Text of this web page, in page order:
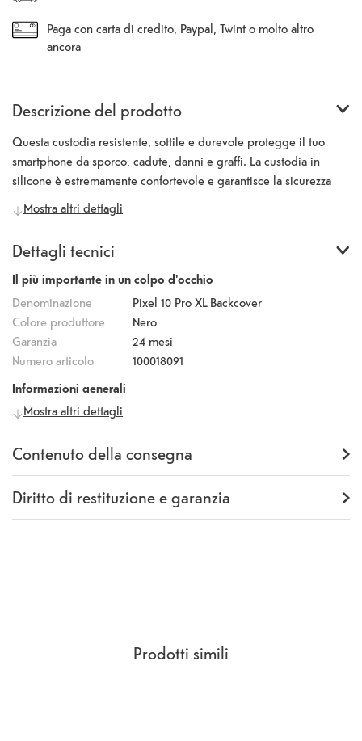
Paga con carta di credito, Paypal, Twint o molto altro
ancora
Descrizione del prodotto
Questa custodia resistente, sottile e durevole protegge il tuo
smartphone da sporco, cadute, danni e graffi. La custodia in
silicone è estremamente confortevole e garantisce la sicurezza
del tuo smartphone e un elevato comfort di utilizzo. Il silicone di
alta qualità con cui è realizzata la custodia assicura una lunga
le impronte digitali. La fotocamera e tutti i pulsanti e le porte
possono comunque essere utilizzati.
Mostra altri dettagli
Dettagli tecnici
Il più importante in un colpo d'occhio
Denominazione
Pixel 10 Pro XL Backcover
Colore produttore
Nero
Garanzia
24 mesi
Numero articolo
100018091
Informazioni generali
Produttore
Numero
produttore
GA09831-WW
Mostra altri dettagli
Contenuto della consegna
Fornitura Backcover
Diritto di restituzione e garanzia
Garanzia
24 mesi
Prodotti simili